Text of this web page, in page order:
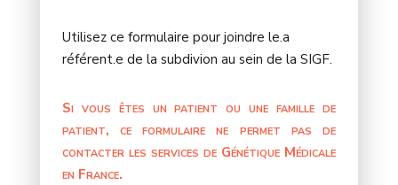
Utilisez ce formulaire pour joindre le.a
référent.e de la subdivion au sein de la SIGF.
Si vous êtes un patient ou une famille de
patient, ce formulaire ne permet pas de
contacter les services de Génétique Médicale
en France.